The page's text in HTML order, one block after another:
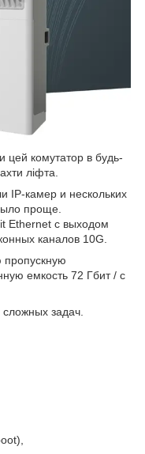
цей комутатор в будь-
ліфта.
IP-камер и нескольких
проще.
Ethernet с выходом
каналов 10G.
емкость 72 Гбит / с
задач.